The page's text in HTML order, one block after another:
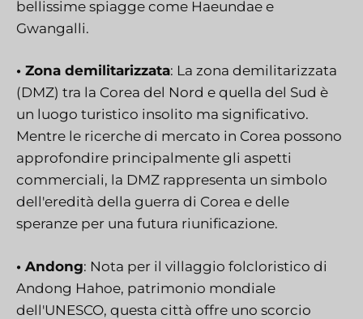
bellissime spiagge come Haeundae e
Gwangalli.
• Zona demilitarizzata: La zona demilitarizzata
(DMZ) tra la Corea del Nord e quella del Sud è
un luogo turistico insolito ma significativo.
Mentre le ricerche di mercato in Corea possono
approfondire principalmente gli aspetti
commerciali, la DMZ rappresenta un simbolo
dell'eredità della guerra di Corea e delle
speranze per una futura riunificazione.
• Andong: Nota per il villaggio folcloristico di
Andong Hahoe, patrimonio mondiale
dell'UNESCO, questa città offre uno scorcio